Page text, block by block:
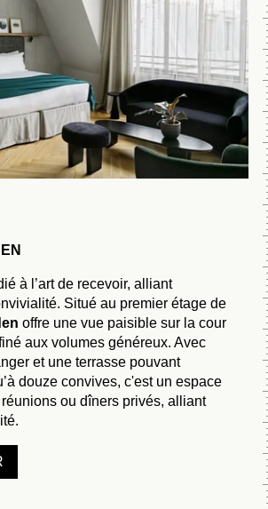
à l’art de recevoir, alliant
Situé au premier étage de
offre une vue paisible sur la cour
aux volumes généreux. Avec
et une terrasse pouvant
douze convives, c'est un espace
ou dîners privés, alliant
& BAR
Votre Soin Bien-Être
veuillez contacter la réception de l'hôtel
CLASSIQUE AVEC
SIGNATURE
SIGNATURE AVEC